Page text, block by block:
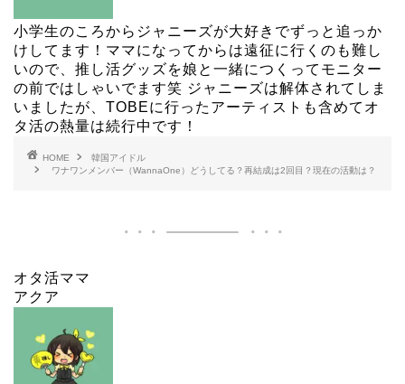
小学生のころからジャニーズが大好きでずっと追っか
けしてます！ママになってからは遠征に行くのも難し
いので、推し活グッズを娘と一緒につくってモニター
の前ではしゃいでます笑 ジャニーズは解体されてしま
いましたが、TOBEに行ったアーティストも含めてオ
タ活の熱量は続行中です！
HOME
韓国アイドル
ワナワンメンバー（WannaOne）どうしてる？再結成は2回目？現在の活動は？
オタ活ママ
アクア